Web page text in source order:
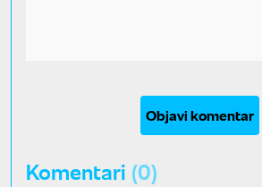
Objavi komentar
Komentari (0)